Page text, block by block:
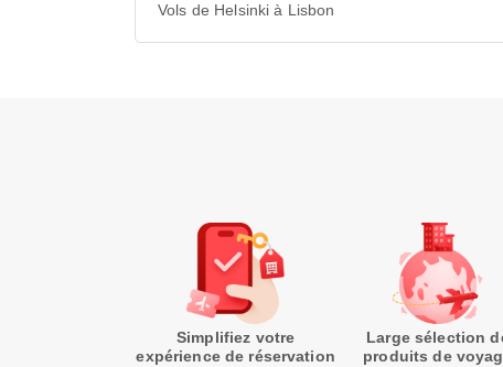
Vols de Helsinki à Lisbon
Simplifiez votre
expérience de réservation
Large sélection
produits de